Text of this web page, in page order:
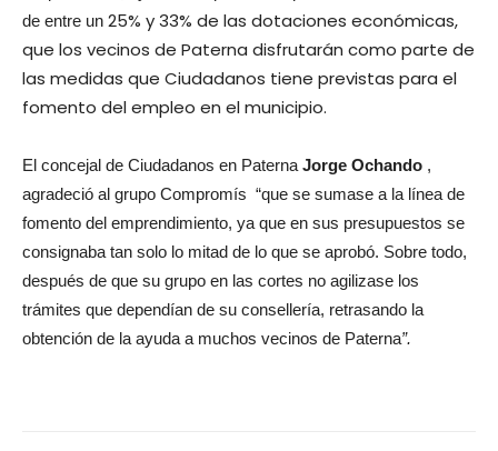
de entre un 25% y 33% de las dotaciones económicas,
que los vecinos de Paterna disfrutarán como parte de
las medidas que Ciudadanos tiene previstas para el
fomento del empleo en el municipio.
El concejal de Ciudadanos en Paterna Jorge Ochando ,
agradeció al grupo Compromís “que se sumase a la línea de
fomento del emprendimiento, ya que en sus presupuestos se
consignaba tan solo lo mitad de lo que se aprobó. Sobre todo,
después de que su grupo en las cortes no agilizase los
trámites que dependían de su consellería, retrasando la
obtención de la ayuda a muchos vecinos de Paterna”.